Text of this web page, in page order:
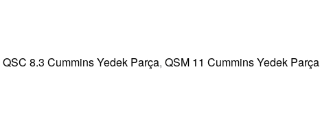
QSC 8.3 Cummins Yedek Parça, QSM 11 Cummins Yedek Parça